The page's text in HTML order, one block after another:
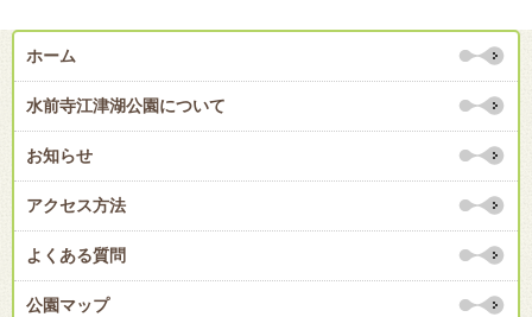
ホーム
水前寺江津湖公園について
お知らせ
アクセス方法
よくある質問
公園マップ